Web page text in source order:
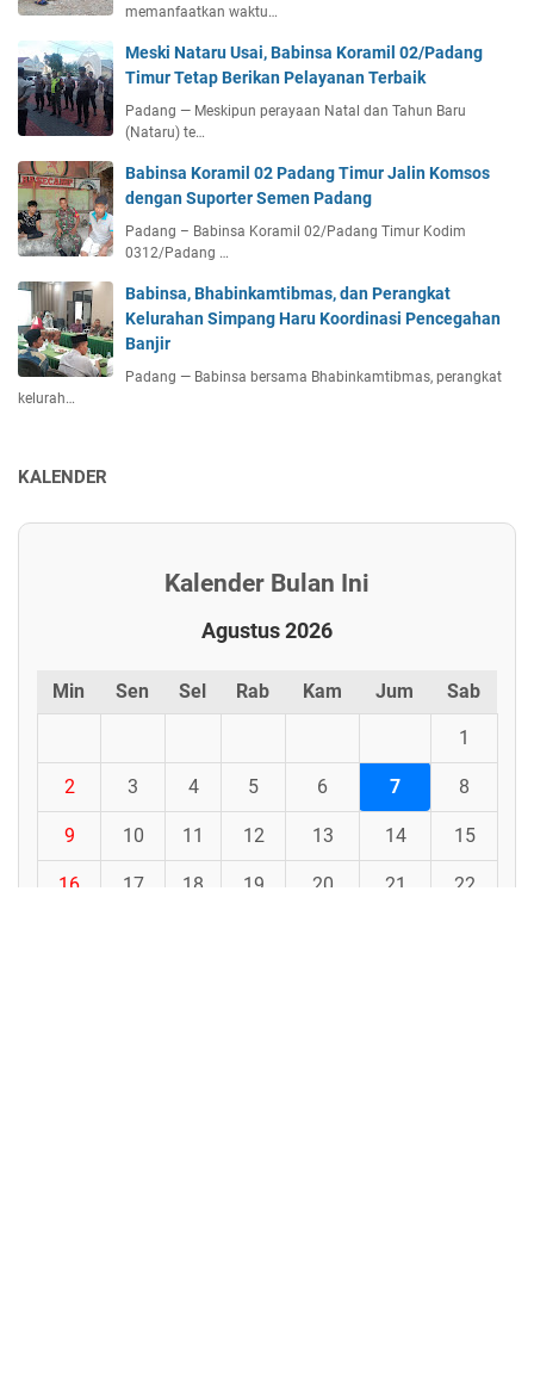
memanfaatkan waktu…
Meski Nataru Usai, Babinsa Koramil 02/Padang
Timur Tetap Berikan Pelayanan Terbaik
Padang — Meskipun perayaan Natal dan Tahun Baru
(Nataru) te…
Babinsa Koramil 02 Padang Timur Jalin Komsos
dengan Suporter Semen Padang
Padang – Babinsa Koramil 02/Padang Timur Kodim
0312/Padang …
Babinsa, Bhabinkamtibmas, dan Perangkat
Kelurahan Simpang Haru Koordinasi Pencegahan
Banjir
Padang — Babinsa bersama Bhabinkamtibmas, perangkat
kelurah…
KALENDER
Kalender Bulan Ini
Agustus 2026
Min Sen Sel Rab Kam Jum Sab
1
2 3 4 5 6 7 8
9 10 11 12 13 14 15
16 17 18 19 20 21 22